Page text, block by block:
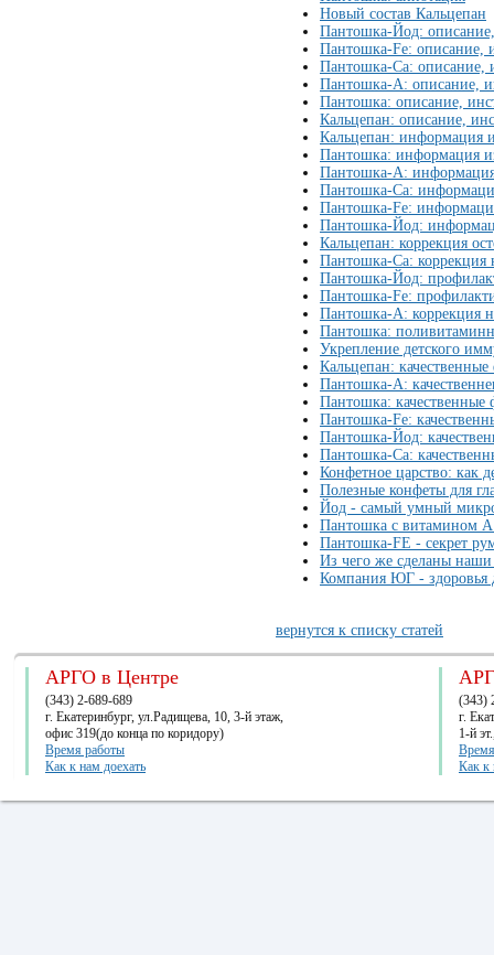
Новый состав Кальцепан
Пантошка-Йод:
Пантошка-Fe: описание,
Пантошка-Ca: описание,
Пантошка-А: описание,
Пантошка: описание,
Кальцепан: описание,
Кальцепан: информация
Пантошка: информация
Пантошка-А:
Пантошка-Ca:
Пантошка-Fe:
Пантошка-Йод:
Кальцепан: коррекция
Пантошка-Ca: коррекция
Пантошка-Йод:
Пантошка-Fe:
Пантошка-А: коррекция
Пантошка:
Укрепление детского
Кальцепан:
Пантошка-А:
Пантошка: качественные
Пантошка-Fe:
Пантошка-Йод:
Пантошка-Ca:
Конфетное царство: как
Полезные конфеты для
Йод - самый умный
Пантошка с витамином А:
Пантошка-FE - секрет
Из чего же сделаны
Компания ЮГ - здоровья
вернутся к списку статей
АРГО в Центре
(343) 2-689-689
г. Екатеринбург, ул.Радищева, 10, 3-й этаж,
офис 319(до конца по коридору)
Время работы
Как к нам доехать
(343)
г.
1-й
Как к